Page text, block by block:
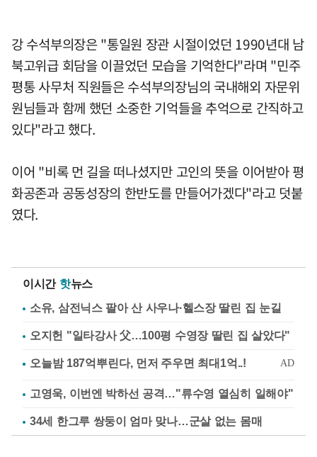
강 수석부의장은 "통일원 장관 시절이었던 1990년대 남
북고위급 회담을 이끌었던 모습을 기억한다"라며 "민주
평통 사무처 직원들은 수석부의장님의 국내해외 자문위
원님들과 함께 했던 소중한 기억들을 추억으로 간직하고
있다"라고 했다.
이어 "비록 먼 길을 떠나셨지만 고인의 뜻을 이어받아 평
화공존과 공동성장의 한반도를 만들어가겠다"라고 덧붙
였다.
이시간 핫뉴스
소유, 삼전닉스 팔아 산 사우나·헬스장 딸린 집 눈길
오지헌 "일타강사 父…100평 수영장 딸린 집 살았다"
고영욱, 이번엔 박하선 공격…"류수영 열심히 일해야"
34세 한그루 쌍둥이 엄마 맞나…군살 없는 몸매